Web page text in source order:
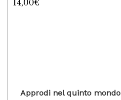
Valutato
14,00€
Approdi nel quinto mondo